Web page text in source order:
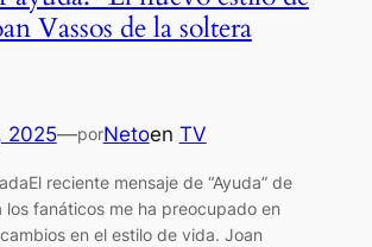
Vassos de la soltera
2025—porNetoen TV
reciente mensaje de “Ayuda” de
los fanáticos me ha preocupado en
en el estilo de vida. Joan